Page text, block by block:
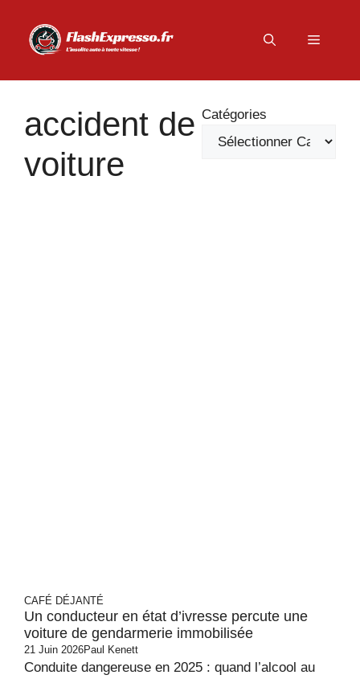
contenu
Menu
accident de
voiture
Catégories
CAFÉ DÉJANTÉ
Un conducteur en état d’ivresse percute une
voiture de gendarmerie immobilisée
21 Juin 2026Paul Kenett
Conduite dangereuse en 2025 : quand l’alcool au